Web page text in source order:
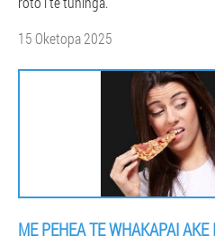
15 Oketopa 2025
ME PEHEA TE WHAKAPAI